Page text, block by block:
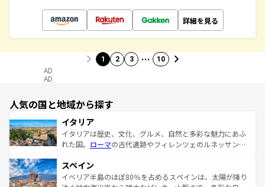
詳細を見る
1 2 3 … 10
AD
AD
人気の国と地域から探す
イタリア
イタリアは歴史、文化、グルメ、自然と多彩な魅力にあふ
れた国。 ローマの古代遺跡やフィレンツェのルネッサンス
ろん、トスカーナの美しい田園風景やアマルフィ海岸の絶
景など、自然景観も見逃せない。観光の合間には、本場の
スペイン
イベリア半島のほぼ80％を占めるスペインは、太陽が降り